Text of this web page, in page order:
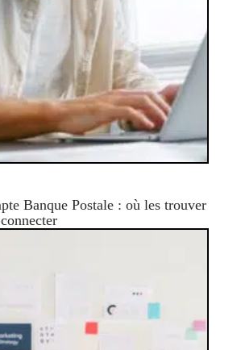
Banque Postale : où les trouver